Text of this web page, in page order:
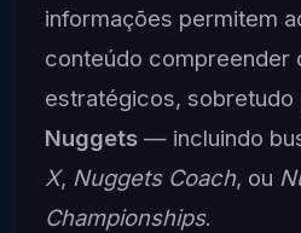
informações permitem
conteúdo compreender
estratégicos,
Nuggets— incluindo
X, Nuggets Coach, ou
Championships.